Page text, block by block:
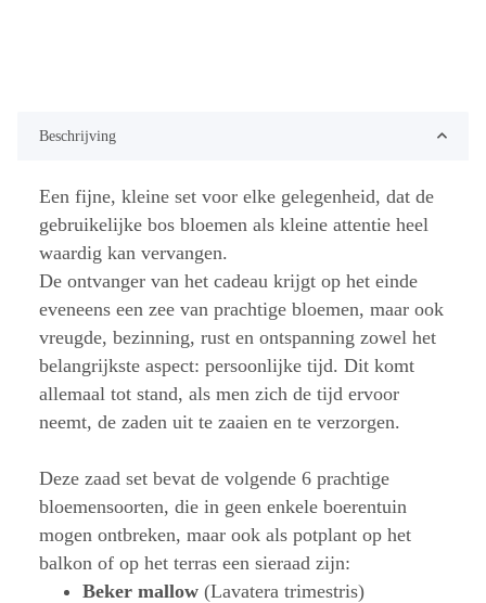
Beschrijving
Een fijne, kleine set voor elke gelegenheid, dat de
gebruikelijke bos bloemen als kleine attentie heel
waardig kan vervangen.
De ontvanger van het cadeau krijgt op het einde
eveneens een zee van prachtige bloemen, maar ook
vreugde, bezinning, rust en ontspanning zowel het
belangrijkste aspect: persoonlijke tijd. Dit komt
allemaal tot stand, als men zich de tijd ervoor
neemt, de zaden uit te zaaien en te verzorgen.
Deze zaad set bevat de volgende 6 prachtige
bloemensoorten, die in geen enkele boerentuin
mogen ontbreken, maar ook als potplant op het
balkon of op het terras een sieraad zijn:
Beker mallow (Lavatera trimestris)